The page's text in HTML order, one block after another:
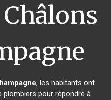
Châlons
, les habitants ont
plombiers pour répondre à